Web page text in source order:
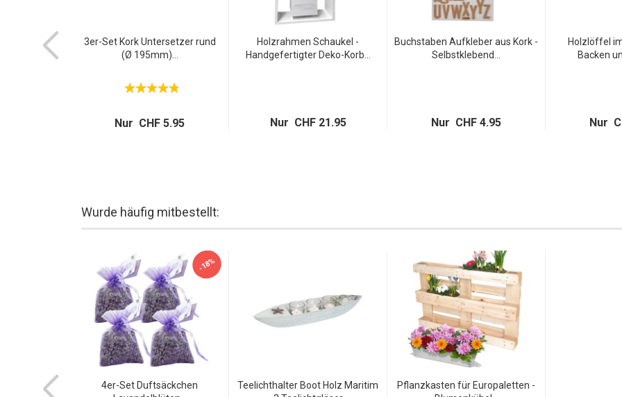
3er-Set Kork Untersetzer rund
(Ø 195mm)...
Nur CHF 5.95
Holzrahmen Schaukel -
Handgefertigter Deko-Korb...
Nur CHF 21.95
Buchstaben Aufkleber aus Kork -
Selbstklebend...
Nur CHF 4.95
Holzlöffel
Backen
Nur
Wurde häufig mitbestellt:
-18%
4er-Set Duftsäckchen
Teelichthalter Boot Holz Maritim
Pflanzkasten für Europaletten -